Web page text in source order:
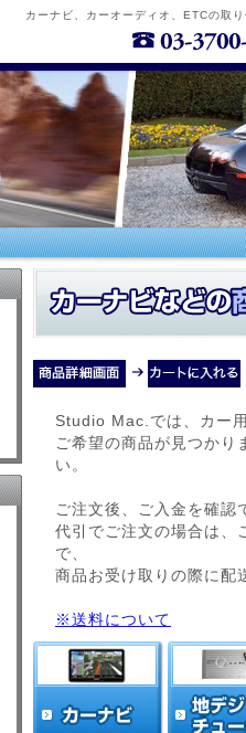
カーナビ、カーオーディオ、ETCの取
Studio Mac.では、カー
ご希望の商品が見つかり
い。
ご注文後、ご入金を確認
代引でご注文の場合は、
で、
商品お受け取りの際に配
※送料について